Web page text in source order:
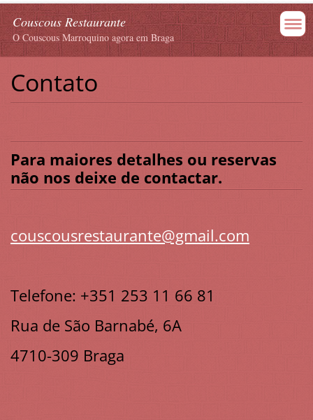
Couscous Restaurante
O Couscous Marroquino agora em Braga
Contato
Para maiores detalhes ou reservas
não nos deixe de contactar.
couscousrestaurante@gmail.com
Telefone: +351 253 11 66 81
Rua de São Barnabé, 6A
4710-309 Braga